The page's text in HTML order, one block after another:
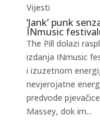
‘Jank’ punk
INmusic
Vijesti
The Pill dolazi
izdanja INmusic
i izuzetnom
nevjerojatne
predvode
Massey, dok im...